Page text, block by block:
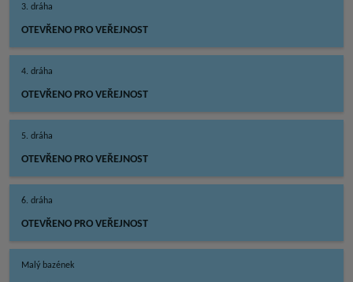
3. dráha
OTEVŘENO PRO VEŘEJNOST
4. dráha
OTEVŘENO PRO VEŘEJNOST
5. dráha
OTEVŘENO PRO VEŘEJNOST
6. dráha
OTEVŘENO PRO VEŘEJNOST
Malý bazének